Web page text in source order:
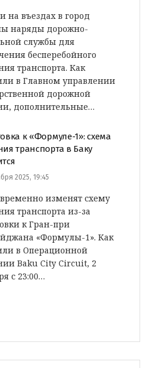
на въездах в город
наряды дорожно-
службы для
бесперебойного
транспорта. Как
в Главном управлении
дорожной
дополнительные…
к «Формуле-1»: схема
транспорта в Баку
2025, 19:45
изменят схему
транспорта из-за
к Гран-при
«Формулы-1». Как
в Операционной
Baku City Circuit, 2
с 23:00…